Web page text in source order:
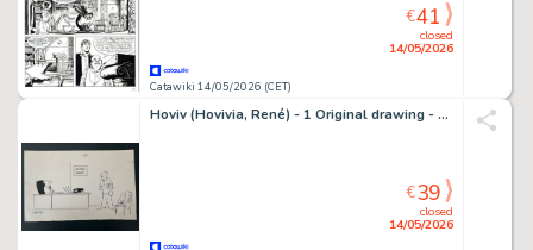
Catawiki 14/05/2026 (CET)
closed
14/05/2026
€41
Hoviv (Hovivia, René) - 1 Original drawing - Paris Match - Soyez Bref
closed
14/05/2026
€39